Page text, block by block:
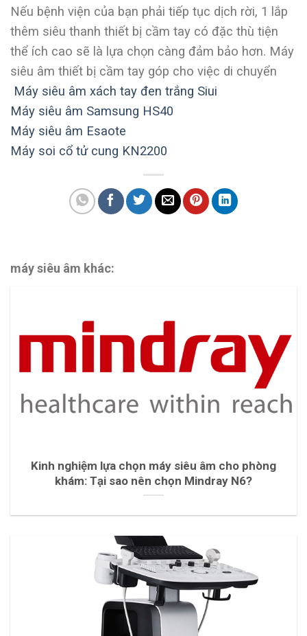
Nếu bệnh viện của bạn phải tiếp tục dịch rời, 1 lắp
thêm siêu thanh thiết bị cầm tay có đặc thù tiện
thể ích cao sẽ là lựa chọn càng đảm bảo hơn. Máy
siêu âm thiết bị cầm tay góp cho việc di chuyển
Máy siêu âm xách tay đen trắng Siui
Máy siêu âm Samsung HS40
Máy siêu âm Esaote
Máy soi cổ tử cung KN2200
máy siêu âm khác:
Kinh nghiệm lựa chọn máy siêu âm cho phòng
khám: Tại sao nên chọn Mindray N6?